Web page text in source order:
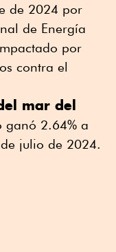
de 2024 por
de Energía
por
contra el
mar del
ganó 2.64% a
julio de 2024.